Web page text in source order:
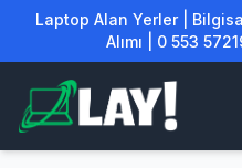
Laptop Alan Yerler |
Alımı | 0 553